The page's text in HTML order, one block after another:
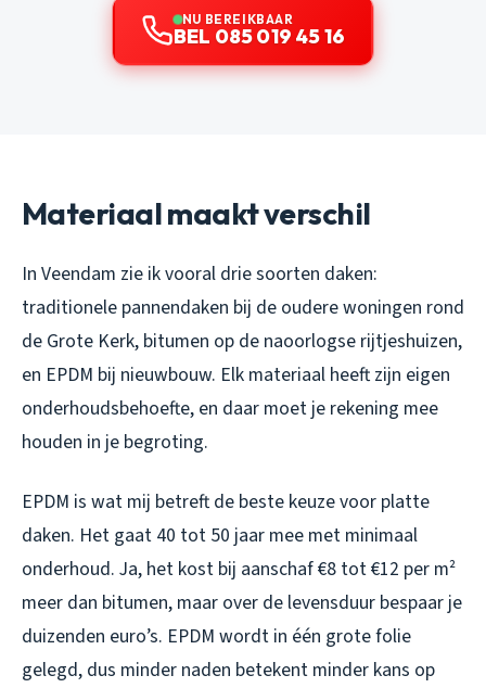
NU BEREIKBAAR
BEL 085 019 45 16
Materiaal maakt verschil
In Veendam zie ik vooral drie soorten daken:
traditionele pannendaken bij de oudere woningen rond
de Grote Kerk, bitumen op de naoorlogse rijtjeshuizen,
en EPDM bij nieuwbouw. Elk materiaal heeft zijn eigen
onderhoudsbehoefte, en daar moet je rekening mee
houden in je begroting.
EPDM is wat mij betreft de beste keuze voor platte
daken. Het gaat 40 tot 50 jaar mee met minimaal
onderhoud. Ja, het kost bij aanschaf €8 tot €12 per m²
meer dan bitumen, maar over de levensduur bespaar je
duizenden euro’s. EPDM wordt in één grote folie
gelegd, dus minder naden betekent minder kans op